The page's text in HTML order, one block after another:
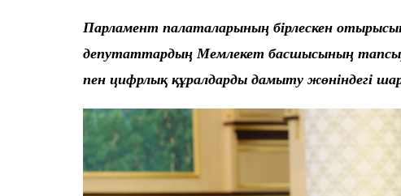
Парламент палаталарының бірлескен
депутаттардың Мемлекет басшысының
пен цифрлық құралдарды дамыту жөніндегі